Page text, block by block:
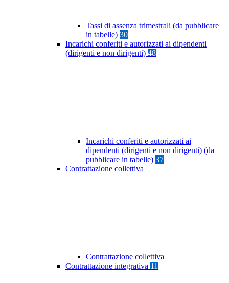
Tassi di assenza trimestrali (da pubblicare
in tabelle) 30
Incarichi conferiti e autorizzati ai dipendenti
(dirigenti e non dirigenti) 48
Incarichi conferiti e autorizzati ai
dipendenti (dirigenti e non dirigenti) (da
pubblicare in tabelle) 37
Contrattazione collettiva
Contrattazione collettiva
Contrattazione integrativa 11